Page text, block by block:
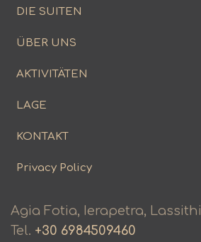
DIE SUITEN
ÜBER UNS
AKTIVITÄTEN
LAGE
KONTAKT
Privacy Policy
Agia Fotia, Ierapetra, Lassithi
Tel. +30 6984509460